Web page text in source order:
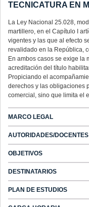
TECNICATURA EN
La Ley Nacional 25.028,
martillero, en el Capítulo I
vigentes y las que al efecto
revalidado en la República,
En ambos casos se exige
acreditación del título
Propiciando el
derechos y las obligaciones
comercial, sino que limita el
MARCO LEGAL
AUTORIDADES/DOCENTES
OBJETIVOS
DESTINATARIOS
PLAN DE ESTUDIOS